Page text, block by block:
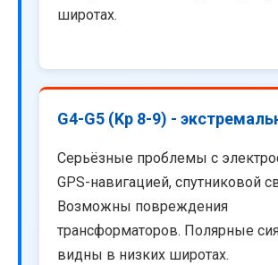
широтах.
G4-G5 (Kp 8-9) -
Серьёзные проблемы с
GPS-навигацией, спутниковой
Возможны повреждения
трансформаторов. Полярные
видны в низких широтах.